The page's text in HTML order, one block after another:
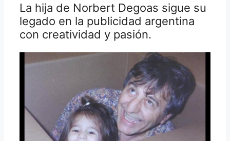
La hija de Norbert Degoas sigue su
legado en la publicidad argentina
con creatividad y pasión.